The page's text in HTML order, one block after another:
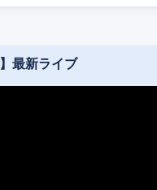
】最新ライブ